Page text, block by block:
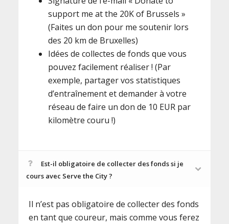
support me at the 20K of Brussels »
(Faites un don pour me soutenir lors
des 20 km de Bruxelles)
Idées de collectes de fonds que vous
pouvez facilement réaliser ! (Par
exemple, partager vos statistiques
d’entraînement et demander à votre
réseau de faire un don de 10 EUR par
kilomètre couru !)
Est-il obligatoire de collecter des fonds si je
cours avec Serve the City ?
Il n’est pas obligatoire de collecter des fonds
en tant que coureur, mais comme vous ferez